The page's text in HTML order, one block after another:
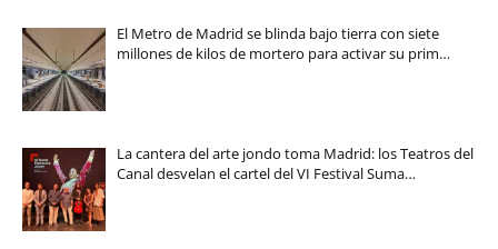
El Metro de Madrid se blinda bajo tierra con siete
millones de kilos de mortero para activar su prim…
La cantera del arte jondo toma Madrid: los Teatros del
Canal desvelan el cartel del VI Festival Suma…